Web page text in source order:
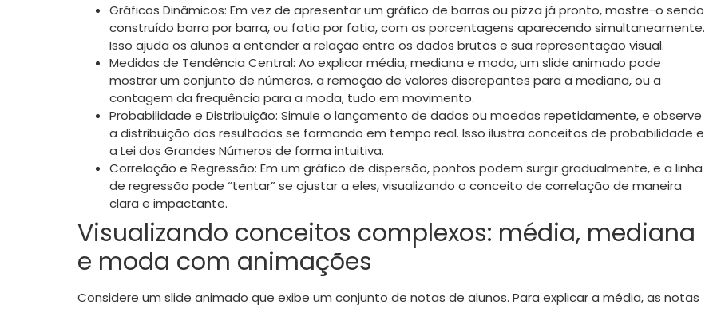
Gráficos Dinâmicos: Em vez de apresentar um gráfico de barras ou pizza já pronto, mostre-o sendo
construído barra por barra, ou fatia por fatia, com as porcentagens aparecendo simultaneamente.
Isso ajuda os alunos a entender a relação entre os dados brutos e sua representação visual.
Medidas de Tendência Central: Ao explicar média, mediana e moda, um slide animado pode
mostrar um conjunto de números, a remoção de valores discrepantes para a mediana, ou a
contagem da frequência para a moda, tudo em movimento.
Probabilidade e Distribuição: Simule o lançamento de dados ou moedas repetidamente, e observe
a distribuição dos resultados se formando em tempo real. Isso ilustra conceitos de probabilidade e
a Lei dos Grandes Números de forma intuitiva.
Correlação e Regressão: Em um gráfico de dispersão, pontos podem surgir gradualmente, e a linha
de regressão pode “tentar” se ajustar a eles, visualizando o conceito de correlação de maneira
clara e impactante.
Visualizando conceitos complexos: média, mediana
e moda com animações
Considere um slide animado que exibe um conjunto de notas de alunos. Para explicar a média, as notas